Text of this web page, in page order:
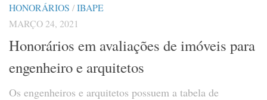
HONORÁRIOS /IBAPE
MARÇO 24, 2021
Honorários em avaliações de imóveis para
engenheiro e arquitetos
Os engenheiros e arquitetos possuem a tabela de